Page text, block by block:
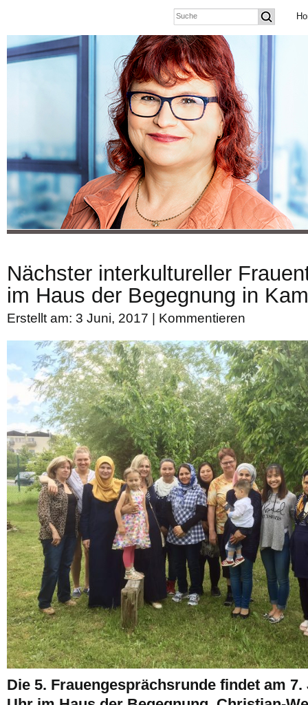
Nächster interkultureller
im Haus der Begegnung in
Erstellt am: 3 Juni, 2017 | Kommentieren
Die 5. Frauengesprächsrunde findet am 7.